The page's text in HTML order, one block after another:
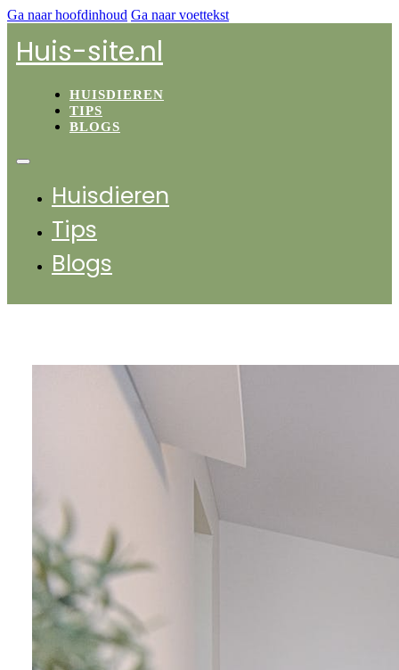
Ga naar hoofdinhoud Ga naar voettekst
Huis-site.nl
HUISDIEREN
TIPS
BLOGS
Huisdieren
Tips
Blogs